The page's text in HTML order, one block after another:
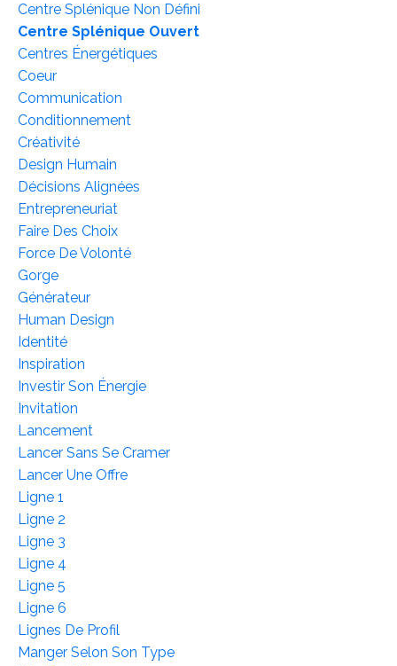
Centre Splénique Non Défini
Centre Splénique Ouvert
Centres Énergétiques
Coeur
Communication
Conditionnement
Créativité
Design Humain
Décisions Alignées
Entrepreneuriat
Faire Des Choix
Force De Volonté
Gorge
Générateur
Human Design
Identité
Inspiration
Investir Son Énergie
Invitation
Lancement
Lancer Sans Se Cramer
Lancer Une Offre
Ligne 1
Ligne 2
Ligne 3
Ligne 4
Ligne 5
Ligne 6
Lignes De Profil
Manger Selon Son Type